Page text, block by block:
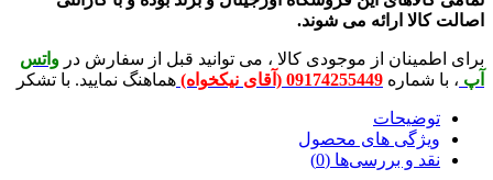
ارائه می شوند.
از موجودی کالا ، می توانید قبل از سفارش درواتس
09174255449 (آقای نیکخواه) هماهنگ نمایید. با تشکر
های محصول
و بررسی‌ها (0)